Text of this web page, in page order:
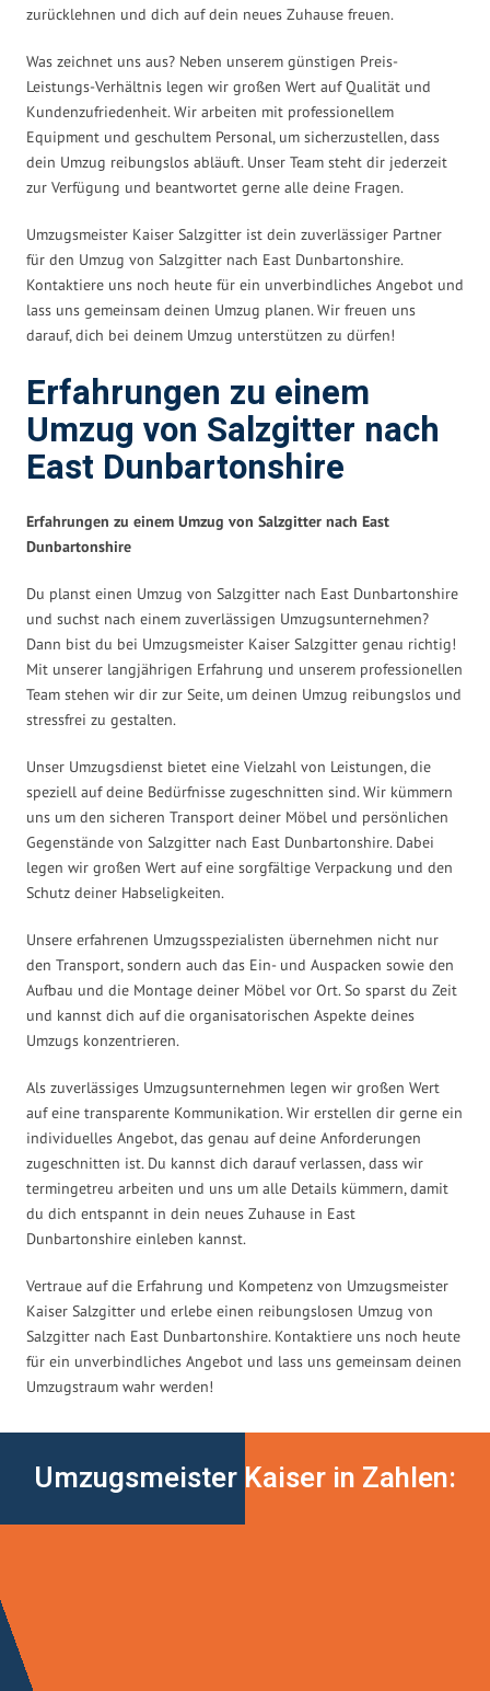
zurücklehnen und dich auf dein neues Zuhause freuen.
Was zeichnet uns aus? Neben unserem günstigen Preis-
Leistungs-Verhältnis legen wir großen Wert auf Qualität und
Kundenzufriedenheit. Wir arbeiten mit professionellem
Equipment und geschultem Personal, um sicherzustellen, dass
dein Umzug reibungslos abläuft. Unser Team steht dir jederzeit
zur Verfügung und beantwortet gerne alle deine Fragen.
Umzugsmeister Kaiser Salzgitter ist dein zuverlässiger Partner
für den Umzug von Salzgitter nach East Dunbartonshire.
Kontaktiere uns noch heute für ein unverbindliches Angebot und
lass uns gemeinsam deinen Umzug planen. Wir freuen uns
darauf, dich bei deinem Umzug unterstützen zu dürfen!
Erfahrungen zu einem
Umzug von Salzgitter nach
East Dunbartonshire
Erfahrungen zu einem Umzug von Salzgitter nach East
Dunbartonshire
Du planst einen Umzug von Salzgitter nach East Dunbartonshire
und suchst nach einem zuverlässigen Umzugsunternehmen?
Dann bist du bei Umzugsmeister Kaiser Salzgitter genau richtig!
Mit unserer langjährigen Erfahrung und unserem professionellen
Team stehen wir dir zur Seite, um deinen Umzug reibungslos und
stressfrei zu gestalten.
Unser Umzugsdienst bietet eine Vielzahl von Leistungen, die
speziell auf deine Bedürfnisse zugeschnitten sind. Wir kümmern
uns um den sicheren Transport deiner Möbel und persönlichen
Gegenstände von Salzgitter nach East Dunbartonshire. Dabei
legen wir großen Wert auf eine sorgfältige Verpackung und den
Schutz deiner Habseligkeiten.
Unsere erfahrenen Umzugsspezialisten übernehmen nicht nur
den Transport, sondern auch das Ein- und Auspacken sowie den
Aufbau und die Montage deiner Möbel vor Ort. So sparst du Zeit
und kannst dich auf die organisatorischen Aspekte deines
Umzugs konzentrieren.
Als zuverlässiges Umzugsunternehmen legen wir großen Wert
auf eine transparente Kommunikation. Wir erstellen dir gerne ein
individuelles Angebot, das genau auf deine Anforderungen
zugeschnitten ist. Du kannst dich darauf verlassen, dass wir
termingetreu arbeiten und uns um alle Details kümmern, damit
du dich entspannt in dein neues Zuhause in East
Dunbartonshire einleben kannst.
Vertraue auf die Erfahrung und Kompetenz von Umzugsmeister
Kaiser Salzgitter und erlebe einen reibungslosen Umzug von
Salzgitter nach East Dunbartonshire. Kontaktiere uns noch heute
für ein unverbindliches Angebot und lass uns gemeinsam deinen
Umzugstraum wahr werden!
Umzugsmeister Kaiser in Zahlen: